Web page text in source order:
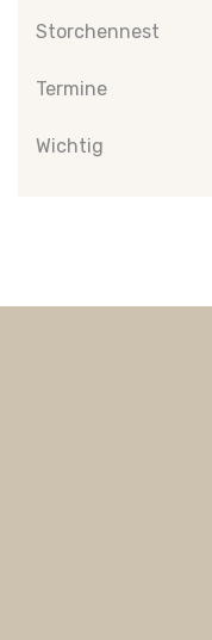
Storchennest
Termine
Wichtig